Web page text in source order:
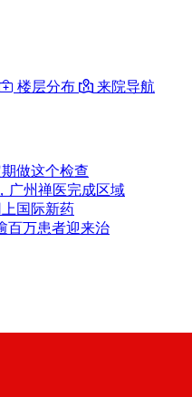
 楼层分布  来院导航
做这个检查
广州禅医完成区域
国际新药
百万患者迎来治